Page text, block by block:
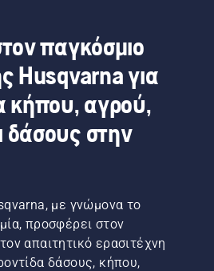
παγκόσμιο
Husqvarna για
κήπου, αγρού,
στην
με γνώμονα το
προσφέρει στον
απαιτητικό ερασιτέχνη
δάσους, κήπου,